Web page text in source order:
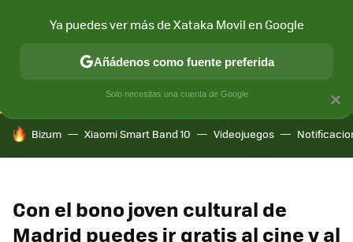
CONECTIVIDAD MÓVIL Y SOCIEDAD APLICACIONES
HOY SE HABLA DE
Bizum Xiaomi Smart Band 10 Videojuegos
Con el bono joven cultural de
Madrid puedes ir gratis al cine y al
×
Ya puedes ver más de Xataka Movil en Google
Añádenos como fuente preferida
Solo necesitas una cuenta de Google